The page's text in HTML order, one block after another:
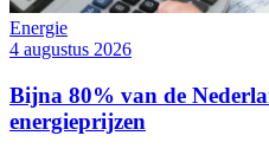
Energie
4 augustus 2026
Bijna 80% van de
energieprijzen